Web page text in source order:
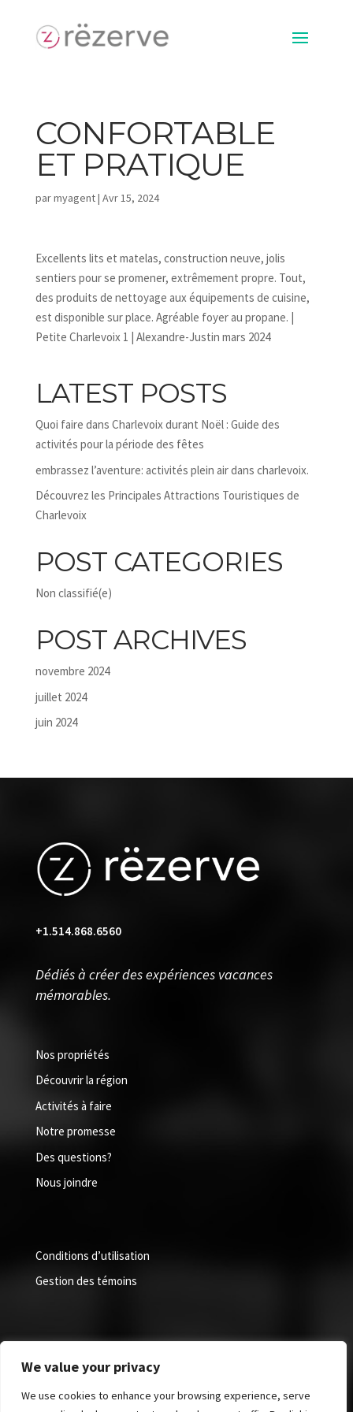
We value your privacy
We use cookies to enhance your browsing experience, serve
CONFORTABLE
ET PRATIQUE
parmyagent| Avr 15, 2024
Excellents lits et matelas, construction neuve, jolis
sentiers pour se promener, extrêmement propre. Tout,
des produits de nettoyage aux équipements de cuisine,
est disponible sur place. Agréable foyer au propane. |
Petite Charlevoix 1 | Alexandre-Justin mars 2024
LATEST POSTS
Quoi faire dans Charlevoix durant Noël : Guide des
activités pour la période des fêtes
embrassez l’aventure: activités plein air dans charlevoix.
Découvrez les Principales Attractions Touristiques de
Charlevoix
POST CATEGORIES
Non classifié(e)
POST ARCHIVES
novembre 2024
juillet 2024
juin 2024
+1.514.868.6560
Dédiés à créer des expériences vacances
mémorables.
Nos propriétés
Découvrir la région
Activités à faire
Notre promesse
Des questions?
Nous joindre
Conditions d’utilisation
Gestion des témoins